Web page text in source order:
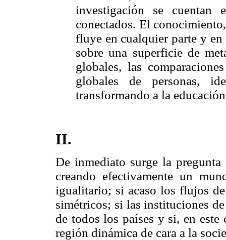
investigación se cuentan
conectados. El
fluye en cualquier parte y
sobre una superficie de
globales, las
globales de personas,
transformando a la
II.
De inmediato surge la pregunta
creando efectivamente un
igualitario; si acaso los flujos
simétricos; si las instituciones
de todos los países y si, en
región dinámica de cara a la